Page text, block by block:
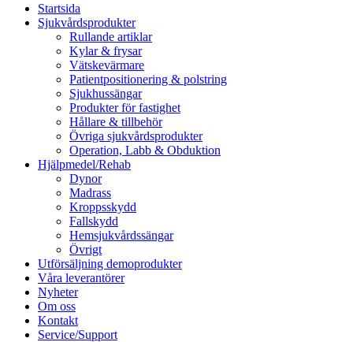
Startsida
Sjukvårdsprodukter
Rullande artiklar
Kylar & frysar
Vätskevärmare
Patientpositionering & polstring
Sjukhussängar
Produkter för fastighet
Hållare & tillbehör
Övriga sjukvårdsprodukter
Operation, Labb & Obduktion
Hjälpmedel/Rehab
Dynor
Madrass
Kroppsskydd
Fallskydd
Hemsjukvårdssängar
Övrigt
Utförsäljning demoprodukter
Våra leverantörer
Nyheter
Om oss
Kontakt
Service/Support